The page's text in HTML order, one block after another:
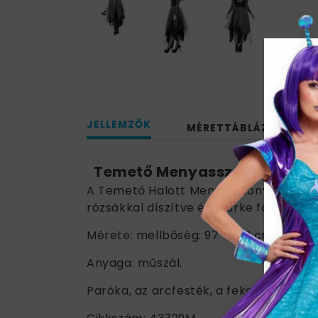
JELLEMZŐK MÉRETTÁBLÁZAT
Temető Menyasszony
A Temető Halott Menyasszony
rózsákkal díszítve és szürke fátyollal.
Mérete: mellbőség: 97 - 102 cm;
Anyaga: műszál.
Paróka, az arcfesték, a fekete necc